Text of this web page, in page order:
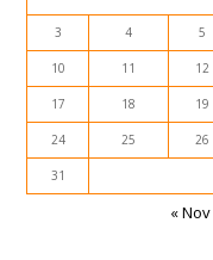
3 4 5
10 11 12
17 18 19
24 25 26
31
« Nov